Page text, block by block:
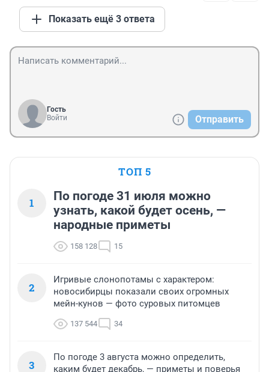
Показать ещё 3 ответа
Гость
Войти
Отправить
ТОП 5
1
По погоде 31 июля можно
узнать, какой будет осень, —
народные приметы
158 128 15
2
Игривые слонопотамы с характером:
новосибирцы показали своих огромных
мейн-кунов — фото суровых питомцев
137 544 34
3
По погоде 3 августа можно определить,
каким будет декабрь, — приметы и поверья